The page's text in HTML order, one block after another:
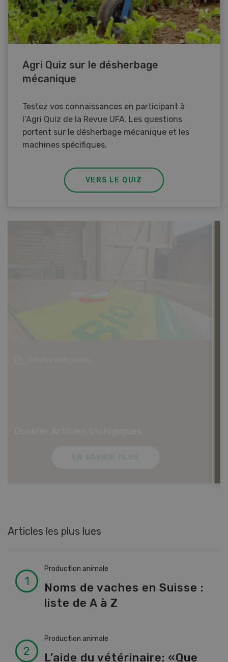
Agri Quiz sur le désherbage
mécanique
Testez vos connaissances en participant à
l’Agri Quiz de la Revue UFA. Les questions
portent sur le désherbage mécanique et les
machines spécifiques.
VERS LE QUIZ
EN SAVOIR PLUS
Articles les plus lues
Production animale
Noms de vaches en Suisse :
liste de A à Z
Production animale
L’aide du vétérinaire: «Que